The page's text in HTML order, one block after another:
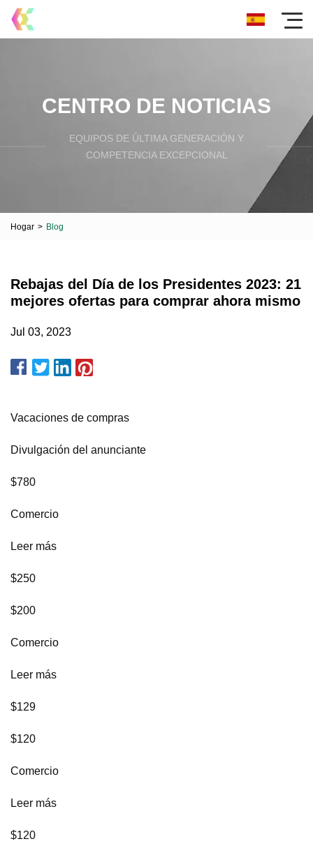
CENTRO DE NOTICIAS
EQUIPOS DE ÚLTIMA GENERACIÓN Y
COMPETENCIA EXCEPCIONAL
Hogar > Blog
Rebajas del Día de los Presidentes 2023: 21
mejores ofertas para comprar ahora mismo
Jul 03, 2023
Vacaciones de compras
Divulgación del anunciante
$780
Comercio
Leer más
$250
$200
Comercio
Leer más
$129
$120
Comercio
Leer más
$120